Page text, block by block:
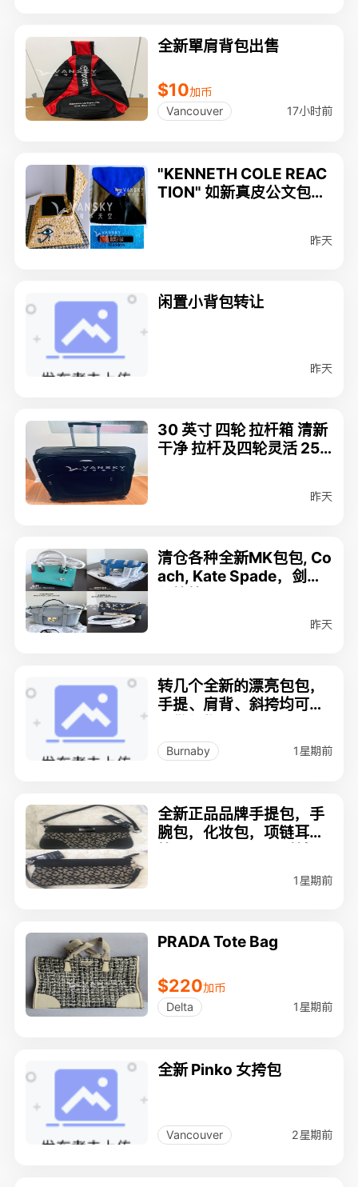
全新單肩背包出售
$10加币
Vancouver
17小时前
"KENNETH COLE REAC
TION" 如新真皮公文包$2
昨天
闲置小背包转让
昨天
30 英寸 四轮 拉杆箱 清新
干净 拉杆及四轮灵活 25
昨天
清仓各种全新MK包包, Co
ach, Kate Spade，剑桥
昨天
转几个全新的漂亮包包，
手提、肩背、斜挎均可！
Burnaby 1星期前
全新正品品牌手提包，手
腕包，化妆包，项链耳环
1星期前
PRADA Tote Bag
$220加币
Delta
1星期前
全新 Pinko 女挎包
Vancouver 2星期前